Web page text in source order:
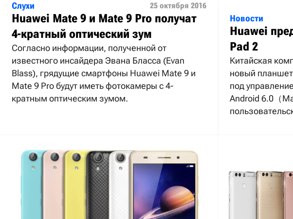
Слухи 25 октября 2016
Huawei Mate 9 и Mate 9 Pro получат
4-кратный оптический зум
Согласно информации, полученной от
известного инсайдера Эвана Бласса (Evan
Blass), грядущие смартфоны Huawei Mate 9 и
Mate 9 Pro будут иметь фотокамеры с 4-
кратным оптическим зумом.
Новости
Huawei
Pad 2
Китайская
новый
под
Android 6.0（